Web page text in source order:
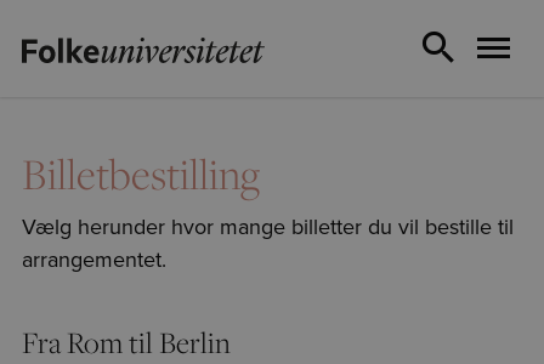
Billetbestilling
Vælg herunder hvor mange billetter du vil bestille til
arrangementet.
Fra Rom til Berlin